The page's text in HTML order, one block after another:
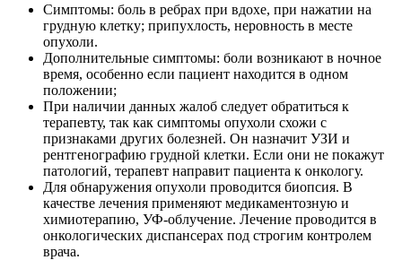
Симптомы: боль в ребрах при вдохе, при нажатии на
грудную клетку; припухлость, неровность в месте
опухоли.
Дополнительные симптомы: боли возникают в ночное
время, особенно если пациент находится в одном
положении;
При наличии данных жалоб следует обратиться к
терапевту, так как симптомы опухоли схожи с
признаками других болезней. Он назначит УЗИ и
рентгенографию грудной клетки. Если они не покажут
патологий, терапевт направит пациента к онкологу.
Для обнаружения опухоли проводится биопсия. В
качестве лечения применяют медикаментозную и
химиотерапию, УФ-облучение. Лечение проводится в
онкологических диспансерах под строгим контролем
врача.